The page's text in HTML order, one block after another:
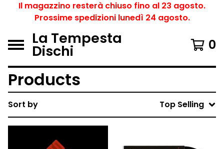
Il magazzino resterà chiuso fino al 23 agosto.
Prossime spedizioni lunedì 24 agosto.
La Tempesta
Dischi 0
Products
Sort by Top Selling